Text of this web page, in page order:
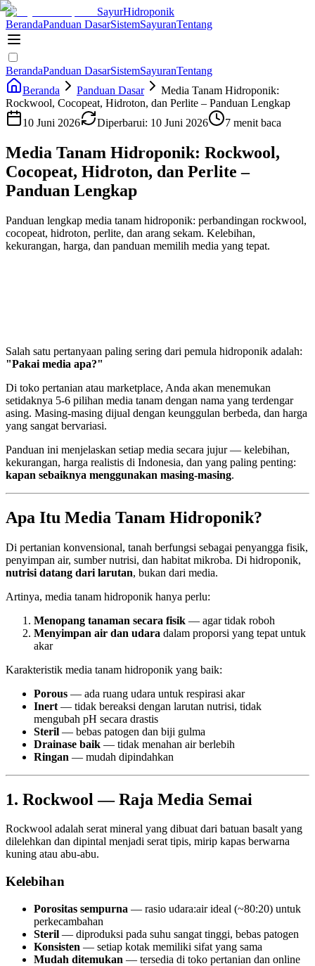
SayurHidroponik
BerandaPanduan DasarSistemSayuranTentang
BerandaPanduan DasarSistemSayuranTentang
Beranda
Panduan Dasar
Media Tanam Hidroponik:
Rockwool, Cocopeat, Hidroton, dan Perlite – Panduan Lengkap
10 Juni 2026
Diperbarui: 10 Juni 2026 7 menit baca
Media Tanam Hidroponik: Rockwool,
Cocopeat, Hidroton, dan Perlite –
Panduan Lengkap
Panduan lengkap media tanam hidroponik: perbandingan rockwool,
cocopeat, hidroton, perlite, dan arang sekam. Kelebihan,
kekurangan, harga, dan panduan memilih media yang tepat.
Salah satu pertanyaan paling sering dari pemula hidroponik adalah:
"Pakai media apa?"
Di toko pertanian atau marketplace, Anda akan menemukan
setidaknya 5-6 pilihan media tanam dengan nama yang terdengar
asing. Masing-masing dijual dengan keunggulan berbeda, dan harga
yang sangat bervariasi.
Panduan ini menjelaskan setiap media secara jujur — kelebihan,
kekurangan, harga realistis di Indonesia, dan yang paling penting:
kapan sebaiknya menggunakan masing-masing.
Apa Itu Media Tanam Hidroponik?
Di pertanian konvensional, tanah berfungsi sebagai penyangga fisik,
penyimpan air, sumber nutrisi, dan habitat mikroba. Di hidroponik,
nutrisi datang dari larutan, bukan dari media.
Artinya, media tanam hidroponik hanya perlu:
Menopang tanaman secara fisik — agar tidak roboh
Menyimpan air dan udara dalam proporsi yang tepat untuk
akar
Karakteristik media tanam hidroponik yang baik:
Porous — ada ruang udara untuk respirasi akar
Inert — tidak bereaksi dengan larutan nutrisi, tidak
mengubah pH secara drastis
Steril — bebas patogen dan biji gulma
Drainase baik — tidak menahan air berlebih
Ringan — mudah dipindahkan
1. Rockwool — Raja Media Semai
Rockwool adalah serat mineral yang dibuat dari batuan basalt yang
dilelehkan dan dipintal menjadi serat tipis, mirip kapas berwarna
kuning atau abu-abu.
Kelebihan
Porositas sempurna — rasio udara:air ideal (~80:20) untuk
perkecambahan
Steril — diproduksi pada suhu sangat tinggi, bebas patogen
Konsisten — setiap kotak memiliki sifat yang sama
Mudah ditemukan — tersedia di toko pertanian dan online